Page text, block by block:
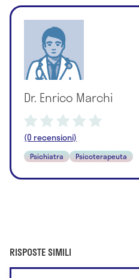
Dr. Enrico Marchi
(0 recensioni)
Psichiatra Psicoterapeuta
RISPOSTE SIMILI